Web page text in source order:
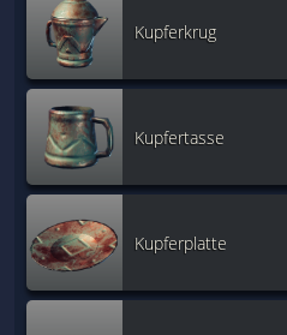
Kupferkrug
Kupfertasse
Kupferplatte